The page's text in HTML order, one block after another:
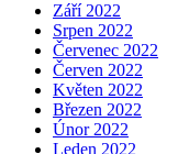
Září 2022
Srpen 2022
Červenec 2022
Červen 2022
Květen 2022
Březen 2022
Únor 2022
Leden 2022